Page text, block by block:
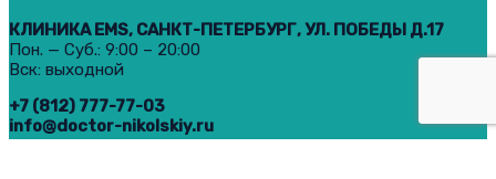
КЛИНИКА EMS, САНКТ-ПЕТЕРБУРГ, УЛ. ПОБЕДЫ Д.17
Пон. — Суб.: 9:00 – 20:00
Вск: выходной
+7 (812) 777-77-03
info@doctor-nikolskiy.ru